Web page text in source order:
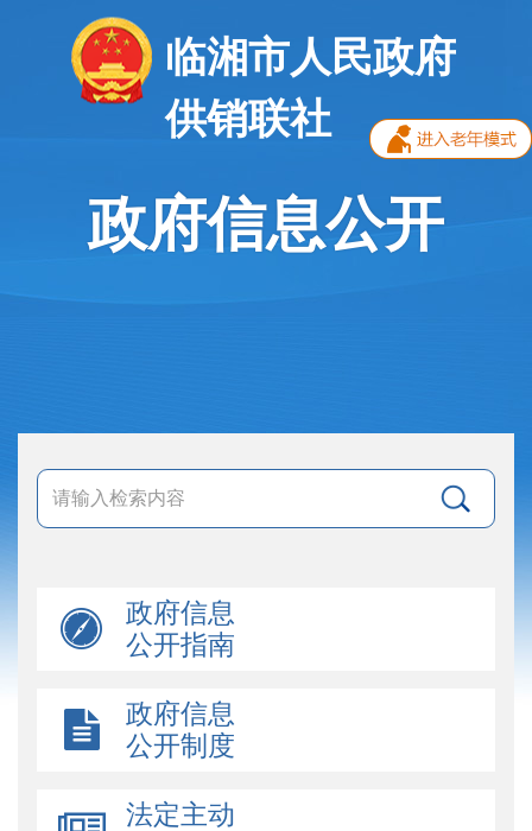
临湘市人民政府
供销联社
政府信息公开
政府信息
公开指南
政府信息
公开制度
法定主动